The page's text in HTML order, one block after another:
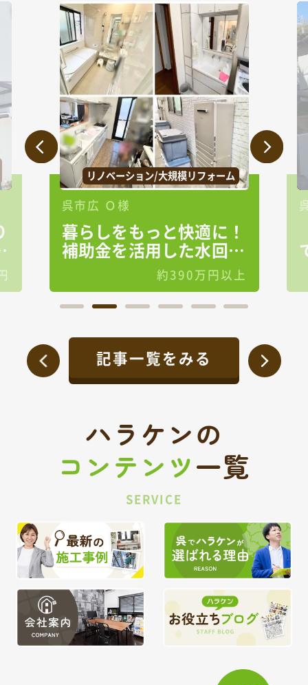
ム
上
外壁/屋根
呉市 Ｕ様
「そろそろ塗装をしなく
ては…」そんな想いから
始まった屋根・外壁塗装
工事✨ 約140万円
記事一覧をみる
ハラケンの
コンテンツ一覧
SERVICE